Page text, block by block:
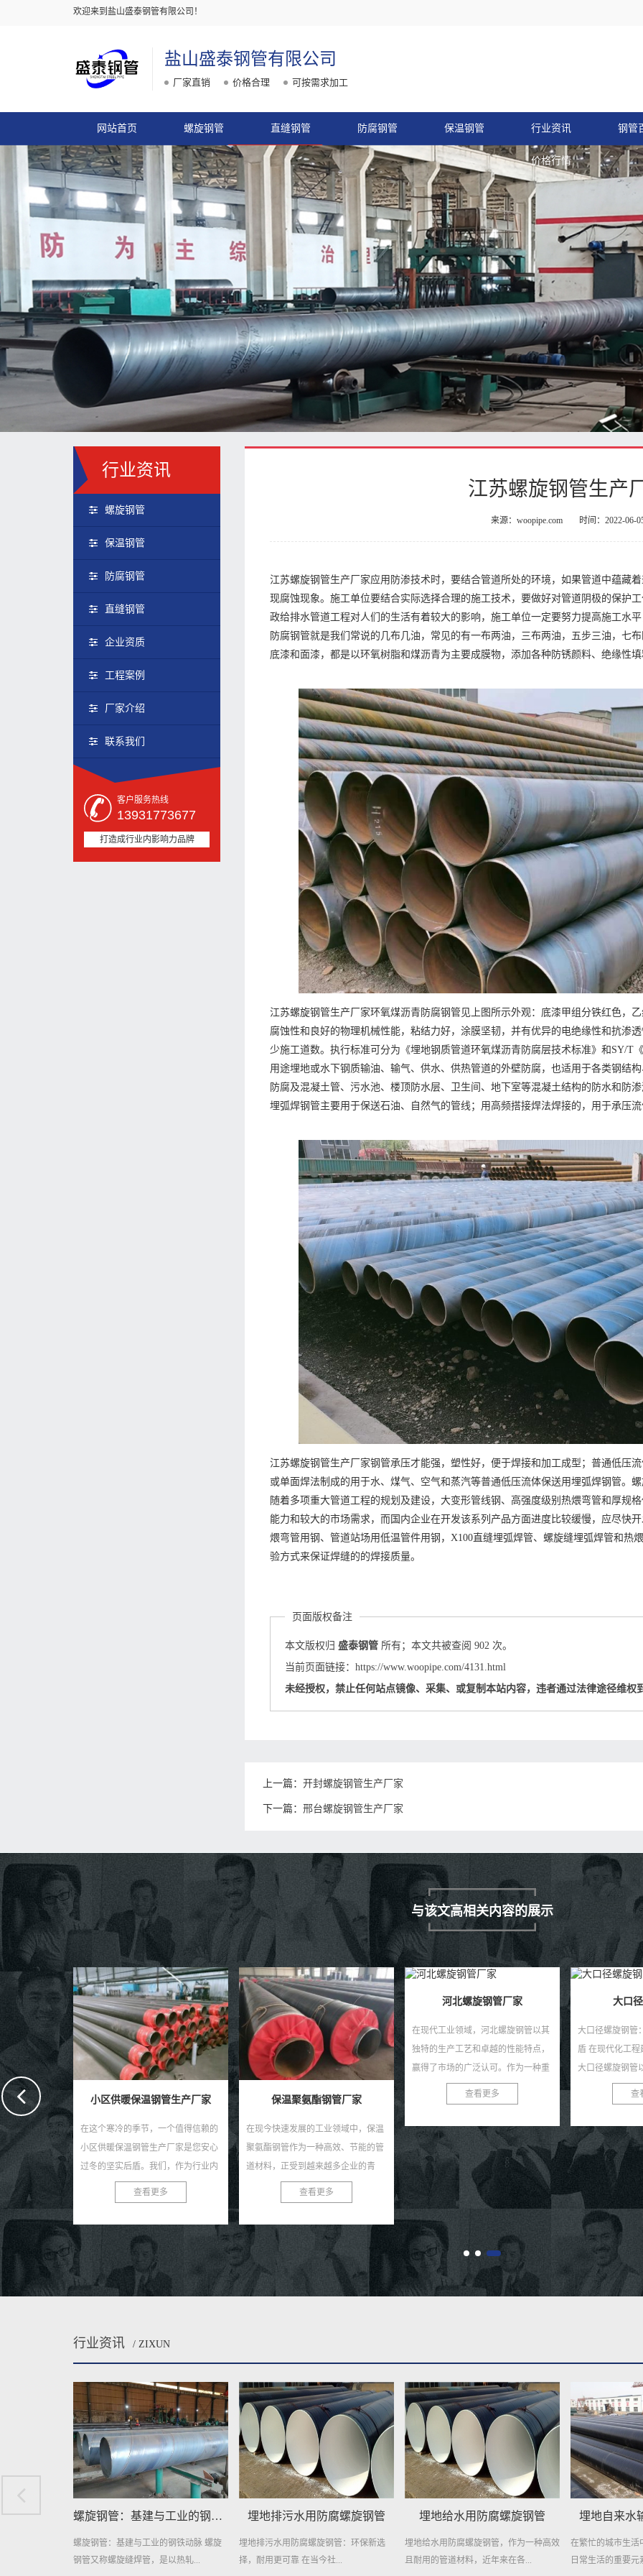
欢迎来到盐山盛泰钢管有限公司！
盐山盛泰钢管有限公司
厂家直销 价格合理 可按需求加工
网站首页 螺旋钢管 直缝钢管 防腐钢管 保温钢管 行业资讯
价格行情
钢管
行业资讯
螺旋钢管
保温钢管
防腐钢管
直缝钢管
企业资质
工程案例
厂家介绍
联系我们
客户服务热线
13931773677
打造成行业内影响力品牌
江苏螺旋钢管生产
来源：woopipe.com 时间：2022-06-
江苏螺旋钢管生产厂家应用防渗技术时，要结合管道所处的环境，如果管道中蕴藏
现腐蚀现象。施工单位要结合实际选择合理的施工技术，要做好对管道阴极的保护
政给排水管道工程对人们的生活有着较大的影响，施工单位一定要努力提高施工水
防腐钢管就是我们常说的几布几油，常见的有一布两油，三布两油，五步三油，七
底漆和面漆，都是以环氧树脂和煤沥青为主要成膜物，添加各种防锈颜料、绝缘性
江苏螺旋钢管生产厂家环氧煤沥青防腐钢管见上图所示外观：底漆甲组分铁红色，
腐蚀性和良好的物理机械性能，粘结力好，涂膜坚韧，并有优异的电绝缘性和抗渗
少施工道数。执行标准可分为《埋地钢质管道环氧煤沥青防腐层技术标准》和SY/T
用途埋地或水下钢质输油、输气、供水、供热管道的外壁防腐，也适用于各类钢结
防腐及混凝土管、污水池、楼顶防水层、卫生间、地下室等混凝土结构的防水和防
埋弧焊钢管主要用于保送石油、自然气的管线；用高频搭接焊法焊接的，用于承压
江苏螺旋钢管生产厂家钢管承压才能强，塑性好，便于焊接和加工成型；普通低压
或单面焊法制成的用于水、煤气、空气和蒸汽等普通低压流体保送用埋弧焊钢管。
随着多项重大管道工程的规划及建设，大变形管线钢、高强度级别热煨弯管和厚规
能力和较大的市场需求，而国内企业在开发该系列产品方面进度比较缓慢，应尽快
煨弯管用钢、管道站场用低温管件用钢，X100直缝埋弧焊管、螺旋缝埋弧焊管和热
验方式来保证焊缝的的焊接质量。
页面版权备注
本文版权归盛泰钢管 所有；本文共被查阅 902 次。
当前页面链接：https://www.woopipe.com/4131.html
未经授权，禁止任何站点镜像、采集、或复制本站内容，违者通过法律途径维权
上一篇：开封螺旋钢管生产厂家
下一篇：邢台螺旋钢管生产厂家
与该文高相关内容的展示
产厂家
值得信赖的
家是您安心
作为行业内
供高质量、
保温聚氨酯钢管厂家
在现今快速发展的工业领域中，保温
聚氨酯钢管作为一种高效、节能的管
道材料，正受到越来越多企业的青
睐。作为专业的保温聚氨酯钢管厂
家，我们致力于为客户提供优...
查看更多
河北螺旋钢管厂家
在现代工业领域，河北螺旋钢管以其
独特的生产工艺和卓越的性能特点，
赢得了市场的广泛认可。作为一种重
气、化工、建筑、桥梁等诸...
查看更多
大口径螺旋钢管
大口径螺旋钢管：工程建设的坚实后
盾 在现代化工程建设的宏大舞台上，
大口径螺旋钢管以其独特的优势，扮
演着至关重要的角色。作为一种高性
能的金属管道材料，...
查看更多
作打桩
随着建筑行业的
成为了建筑项
满足打桩工程
管。 作打桩管用
行业资讯 / ZIXUN
埋地排污水用防腐螺旋钢管
埋地排污水用防腐螺旋钢管：环保新选
择，耐用更可靠 在当今社...
埋地给水用防腐螺旋钢管
埋地给水用防腐螺旋钢管，作为一种高效
且耐用的管道材料，近年来在各...
埋地自来水输送用防腐钢管
在繁忙的城市生活中，自来水是维系我们
日常生活的重要元素。然而，很少...
地埋供水
地埋供水用防腐
持久耐用 在现代